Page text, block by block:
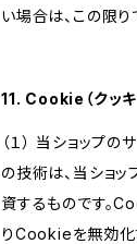
い場合は、この限り
11. Cookie（クッ
（１） 当ショップ
の技術は、当ショ
資するものです。
りCookieを無効化